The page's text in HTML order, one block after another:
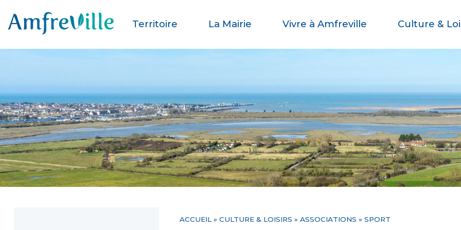
Territoire La Mairie Vivre à Amfreville Culture &
ACCUEIL »CULTURE & LOISIRS »ASSOCIATIONS » SPORT